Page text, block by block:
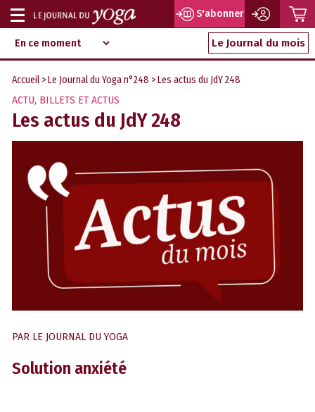
Aller
au
contenu
d‘information
indépendant
Afficher
ou
masquer
la
navigation
S'abonner
Le Journal du mois
Accueil >Le Journal du Yoga n°248 > Les actus du JdY 248
ACTU, BILLETS ET ACTUS
Les actus du JdY 248
PAR LE JOURNAL DU YOGA
Solution anxiété